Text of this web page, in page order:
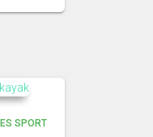
SPORT